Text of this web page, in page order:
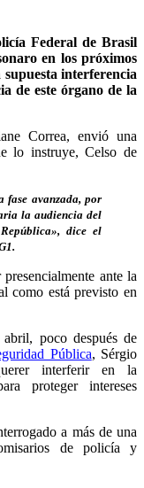
Federal de Brasil
en los próximos
supuesta interferencia
de este órgano de la
Correa, envió una
lo instruye, Celso de
fase avanzada, por
la audiencia del
dice el
ante la
como está previsto en
poco después de
Pública, Sérgio
interferir en la
proteger intereses
a más de una
de policía y